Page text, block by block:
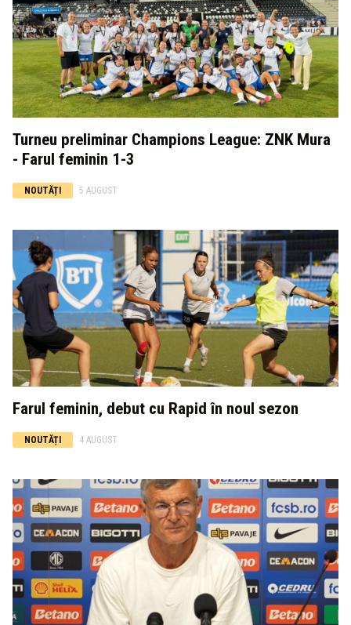
Turneu preliminar Champions League: ZNK Mura
- Farul feminin 1-3
NOUTĂȚI 5 AUGUST
Farul feminin, debut cu Rapid în noul sezon
NOUTĂȚI 4 AUGUST